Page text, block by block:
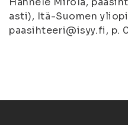
asti), Itä-Suomen
paasihteeri@isyy.fi, p.